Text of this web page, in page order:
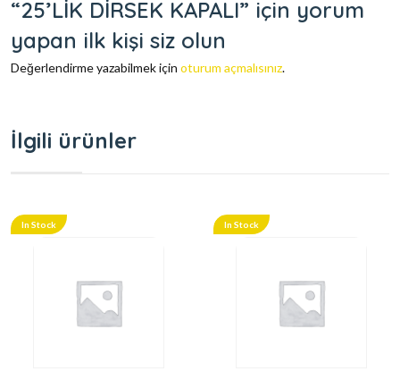
“25’LİK DİRSEK KAPALI” için yorum
yapan ilk kişi siz olun
Değerlendirme yazabilmek için oturum açmalısınız.
İlgili ürünler
In Stock In Stock